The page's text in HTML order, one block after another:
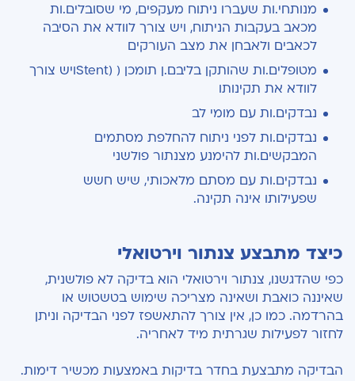
מנותחי.ות שעברו ניתוח מעקפים, מי שסובלים.ות
מכאב בעקבות הניתוח, ויש צורך לוודא את הסיבה
לכאבים ולאבחן את מצב העורקים
מטופלים.ות שהותקן בליבם.ן תומכן ( (Stentויש צורך
לוודא את תקינותו
נבדקים.ות עם מומי לב
נבדקים.ות לפני ניתוח להחלפת מסתמים
המבקשים.ות להימנע מצנתור פולשני
נבדקים.ות עם מסתם מלאכותי, שיש חשש
שפעילותו אינה תקינה.
כיצד מתבצע צנתור וירטואלי
כפי שהדגשנו, צנתור וירטואלי הוא בדיקה לא פולשנית,
שאיננה כואבת ושאינה מצריכה שימוש בטשטוש או
בהרדמה. כמו כן, אין צורך להתאשפז לפני הבדיקה וניתן
לחזור לפעילות שגרתית מיד לאחריה.
הבדיקה מתבצעת בחדר בדיקות באמצעות מכשיר דימות.